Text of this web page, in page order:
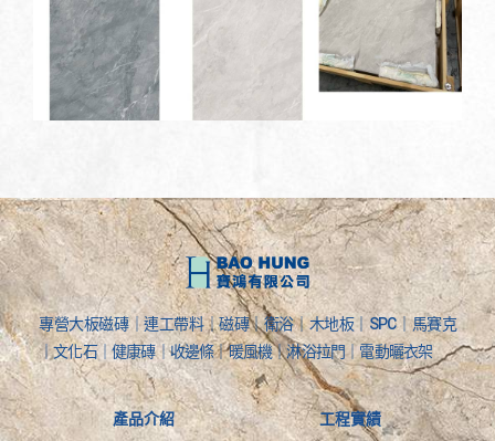
專營大板磁磚｜連工帶料｜磁磚｜衛浴｜木地板｜SPC｜馬賽克
｜文化石｜健康磚｜收邊條｜暖風機｜淋浴拉門｜電動曬衣架
產品介紹 工程實績